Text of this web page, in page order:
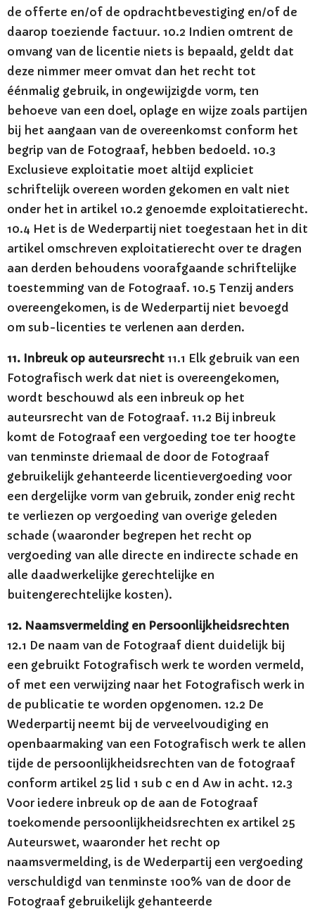
de offerte en/of de opdrachtbevestiging en/of de
daarop toeziende factuur. 10.2 Indien omtrent de
omvang van de licentie niets is bepaald, geldt dat
deze nimmer meer omvat dan het recht tot
éénmalig gebruik, in ongewijzigde vorm, ten
behoeve van een doel, oplage en wijze zoals partijen
bij het aangaan van de overeenkomst conform het
begrip van de Fotograaf, hebben bedoeld. 10.3
Exclusieve exploitatie moet altijd expliciet
schriftelijk overeen worden gekomen en valt niet
onder het in artikel 10.2 genoemde exploitatierecht.
10.4 Het is de Wederpartij niet toegestaan het in dit
artikel omschreven exploitatierecht over te dragen
aan derden behoudens voorafgaande schriftelijke
toestemming van de Fotograaf. 10.5 Tenzij anders
overeengekomen, is de Wederpartij niet bevoegd
om sub-licenties te verlenen aan derden.
11. Inbreuk op auteursrecht 11.1 Elk gebruik van een
Fotografisch werk dat niet is overeengekomen,
wordt beschouwd als een inbreuk op het
auteursrecht van de Fotograaf. 11.2 Bij inbreuk
komt de Fotograaf een vergoeding toe ter hoogte
van tenminste driemaal de door de Fotograaf
gebruikelijk gehanteerde licentievergoeding voor
een dergelijke vorm van gebruik, zonder enig recht
te verliezen op vergoeding van overige geleden
schade (waaronder begrepen het recht op
vergoeding van alle directe en indirecte schade en
alle daadwerkelijke gerechtelijke en
buitengerechtelijke kosten).
12. Naamsvermelding en Persoonlijkheidsrechten
12.1 De naam van de Fotograaf dient duidelijk bij
een gebruikt Fotografisch werk te worden vermeld,
of met een verwijzing naar het Fotografisch werk in
de publicatie te worden opgenomen. 12.2 De
Wederpartij neemt bij de verveelvoudiging en
openbaarmaking van een Fotografisch werk te allen
tijde de persoonlijkheidsrechten van de fotograaf
conform artikel 25 lid 1 sub c en d Aw in acht. 12.3
Voor iedere inbreuk op de aan de Fotograaf
toekomende persoonlijkheidsrechten ex artikel 25
Auteurswet, waaronder het recht op
naamsvermelding, is de Wederpartij een vergoeding
verschuldigd van tenminste 100% van de door de
Fotograaf gebruikelijk gehanteerde